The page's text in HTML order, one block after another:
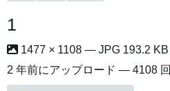
1
1477 × 1108 — JPG 193.2 KB
2 年前にアップロード — 4108 回